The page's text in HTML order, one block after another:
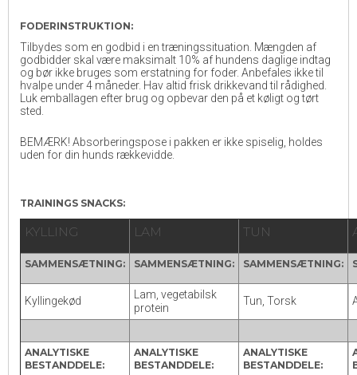
FODERINSTRUKTION:
Tilbydes som en godbid i en træningssituation. Mængden af
godbidder skal være maksimalt 10% af hundens daglige indtag
og bør ikke bruges som erstatning for foder. Anbefales ikke til
hvalpe under 4 måneder. Hav altid frisk drikkevand til rådighed.
Luk emballagen efter brug og opbevar den på et køligt og tørt
sted.
BEMÆRK! Absorberingspose i pakken er ikke spiselig, holdes
uden for din hunds rækkevidde.
TRAININGS SNACKS:
KYLLING LAM TUN
SAMMENSÆTNING: SAMMENSÆTNING: SAMMENSÆTNING:
Kyllingekød
Lam, vegetabilsk
protein
Tun, Torsk
ANALYTISKE
BESTANDDELE:
ANALYTISKE
BESTANDDELE:
ANALYTISKE
BESTANDDELE: